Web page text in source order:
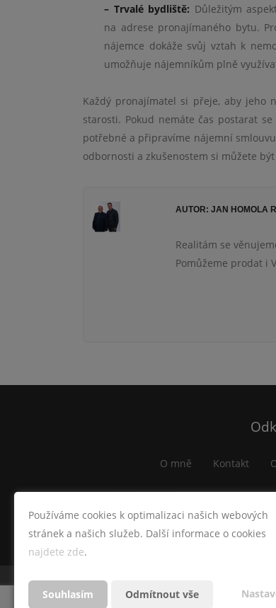
– Trvalé bydliště: Důležitým
na adrese pronajímaného bytu.
nájemce dokáže svůj vztah k
umožňuje nájemníkům plně
Každý pronajímatel si přeje, aby jeho
starosti. Pokud nemáte čas postarat
potřebné a připravíme nájemní
odbornosti a zkušenostem si můžete
AUTOR: JAN HOMOLA
Realitám se
Pomůžeme prodat i
O mně Kontakt
Používáme cookies k optimalizaci našich webových
stránek a našich služeb. Další informace o cookies
najdete zde.
Souhlasím Odmítnout vše